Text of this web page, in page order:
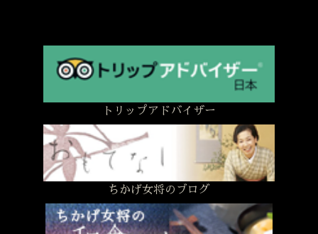
トリップアドバイザー
ちかげ女将のブログ